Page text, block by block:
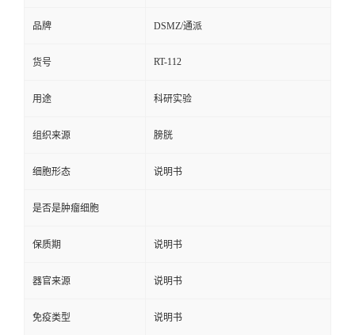
品牌 DSMZ/通派
货号 RT-112
用途 科研实验
组织来源 膀胱
细胞形态 说明书
是否是肿瘤细胞
保质期 说明书
器官来源 说明书
免疫类型 说明书